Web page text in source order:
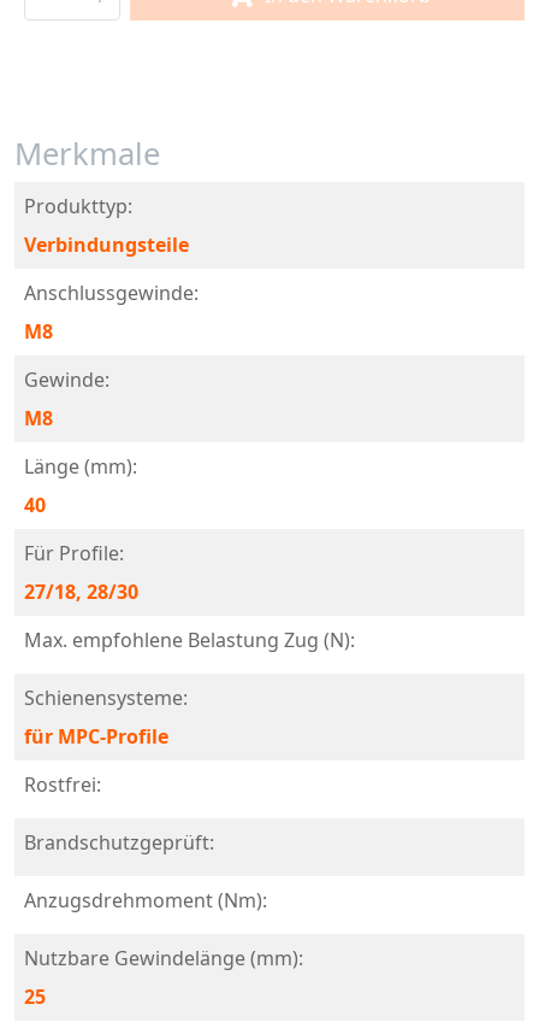
Merkmale
Produkttyp:
Verbindungsteile
Anschlussgewinde:
M8
Gewinde:
M8
Länge (mm):
40
Für Profile:
27/18, 28/30
Max. empfohlene Belastung Zug (N):
Schienensysteme:
für MPC-Profile
Rostfrei:
Brandschutzgeprüft:
Anzugsdrehmoment (Nm):
Nutzbare Gewindelänge (mm):
25